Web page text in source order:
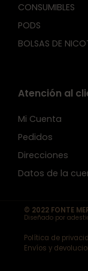
CONSUMIBLES
PODS
BOLSAS DE
Atención al
Mi Cuenta
Pedidos
Direcciones
Datos de la
© 2022 FONTE
Diseñado por
Política de
Envíos y